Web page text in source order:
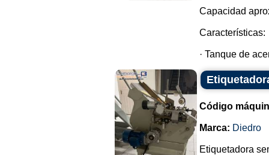
Capacidad
Características:
· Tanque de
Código
Marca: Diedro
Etiquetadora